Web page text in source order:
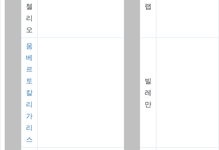
첼
리
오
랩
움
베
르
토
칼
리
가
리
스
빌
레
만